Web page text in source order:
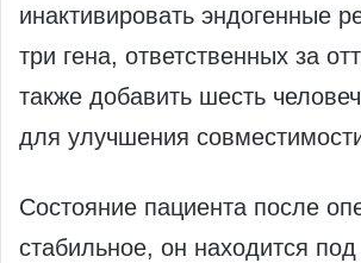
инактивировать эндогенные
три гена, ответственных за
также добавить шесть
для улучшения
Состояние пациента после
стабильное, он находится